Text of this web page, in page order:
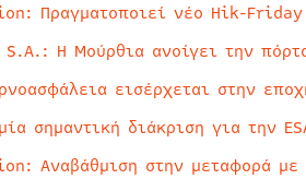
Πραγματοποιεί νέο Hik-
S.A.: Η Μούρθια ανοίγει την
εισέρχεται στην
σημαντική διάκριση για την
Αναβάθμιση στην μεταφορά